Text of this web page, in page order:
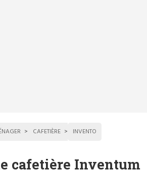
CAFETIÈRE INVENTO
cafetière Inventum